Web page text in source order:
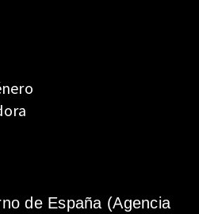
de España (Agencia